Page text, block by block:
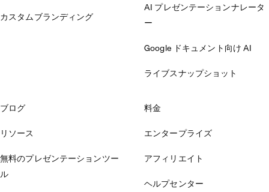
カスタムブランディング
AI プレゼンテーションナレータ
ー
Google ドキュメント向け AI
ライブスナップショット
ブログ
リソース
無料のプレゼンテーションツー
ル
料金
エンタープライズ
アフィリエイト
ヘルプセンター